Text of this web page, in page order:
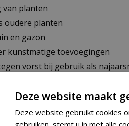
van planten
oudere planten
en gazon
kunstmatige toevoegingen
vorst bij gebruik als
van gedroogde
Deze website maakt
Deze website gebruikt cookies